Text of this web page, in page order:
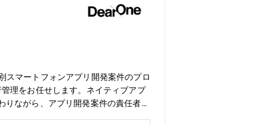
マートフォンアプリ開発案件のプロ
理をお任せします。ネイティブアプ
ながら、アプリ開発案件の責任者と